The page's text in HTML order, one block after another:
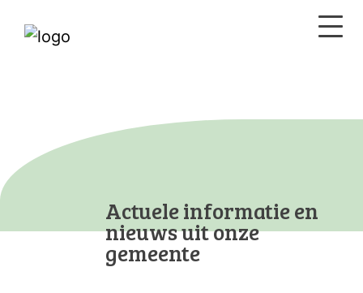
Actuele informatie en
nieuws uit onze
gemeente